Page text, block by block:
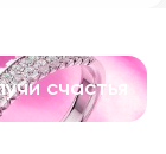
счастья